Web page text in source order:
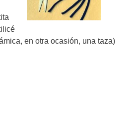
en otra ocasión, una taza)